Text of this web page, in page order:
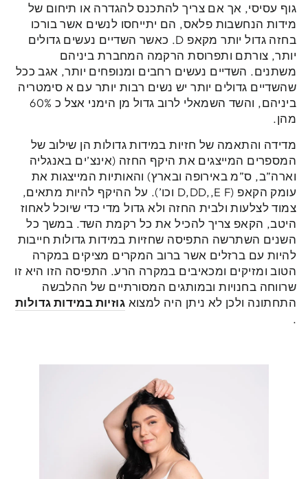
גוף עסיסי, אך אם צריך להתכנס להגדרה או תיחום של
מידות הנחשבות פלאס, הם יתייחסו לנשים אשר בורכו
בחזה גדול יותר מקאפ D. כאשר השדיים נעשים גדולים
יותר, צורתם ותפרוסת הרקמה המחברת ביניהם
משתנים. השדיים נעשים רחבים ומנופחים יותר, אגב ככל
שהשדיים גדולים יותר יש נשים רבות יותר עם א סימטריה
ביניהם, והשד השמאלי לרוב גדול מן הימני אצל כ 60%
מהן.
מדידה והתאמה של חזיות במידות גדולות הן שילוב של
המספרים המייצגים את היקף החזה (אינצ’ים באנגליה
וארה”ב, ס”מ באירופה ובארץ) והאותיות המייצגות את
עומק הקאפ (D,DD,,E F וכו’). על ההיקף להיות מתאים,
צמוד לצלעות ולבית החזה ולא גדול מדי כדי שיוכל לאחוז
היטב, הקאפ צריך להכיל את כל רקמת השד. במשך כל
השנים השתרשה התפיסה שחזיות במידות גדולות חייבות
להיות עם ברזלים אשר ברוב המקרים מציקים במקרה
הטוב ומזיקים ומכאיבים במקרה הרע. התפיסה הזו היא זו
שרווחה בחנויות ובמותגים המסורתיים של ההלבשה
התחתונה ולכן לא ניתן היה למצוא גוזיות במידות גדולות
.